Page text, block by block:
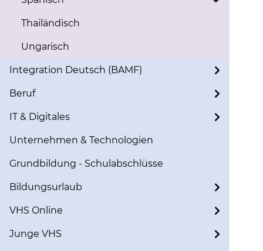
Thailändisch
Ungarisch
Integration Deutsch (BAMF)
Beruf
IT & Digitales
Unternehmen & Technologien
Grundbildung - Schulabschlüsse
Bildungsurlaub
VHS Online
Junge VHS